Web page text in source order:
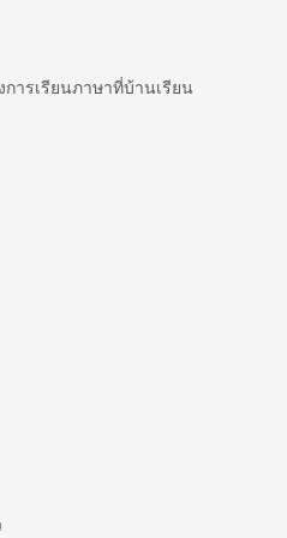
ารเรียนภาษาที่บ้านเรียน